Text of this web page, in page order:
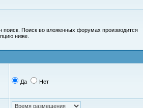
Поиск во вложенных форумах производится
ниже.
Да Нет